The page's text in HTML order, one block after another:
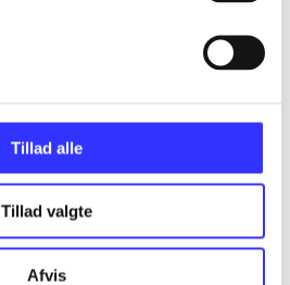
Tillad alle
Tillad valgte
Afvis